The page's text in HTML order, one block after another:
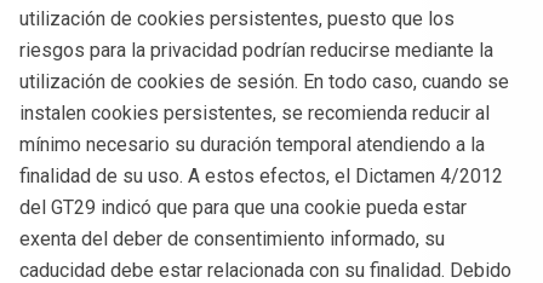
utilización de cookies persistentes, puesto que los
riesgos para la privacidad podrían reducirse mediante la
utilización de cookies de sesión. En todo caso, cuando se
instalen cookies persistentes, se recomienda reducir al
mínimo necesario su duración temporal atendiendo a la
finalidad de su uso. A estos efectos, el Dictamen 4/2012
del GT29 indicó que para que una cookie pueda estar
exenta del deber de consentimiento informado, su
caducidad debe estar relacionada con su finalidad. Debido